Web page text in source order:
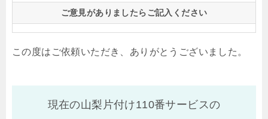
ご意見がありましたらご記入ください
この度はご依頼いただき、ありがとうございました。
現在の山梨片付け110番サービスの